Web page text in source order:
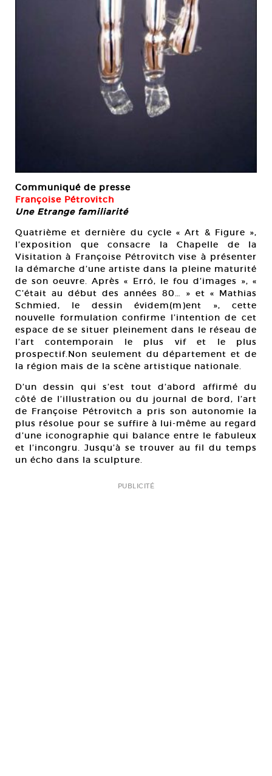
Communiqué de presse
Françoise Pétrovitch
Une Etrange familiarité
Quatrième et dernière du cycle « Art & Figure »,
l’exposition que consacre la Chapelle de la
Visitation à Françoise Pétrovitch vise à présenter
la démarche d’une artiste dans la pleine maturité
de son oeuvre. Après « Erró, le fou d’images », «
C’était au début des années 80… » et « Mathias
Schmied, le dessin évidem(m)ent », cette
nouvelle formulation confirme l’intention de cet
espace de se situer pleinement dans le réseau de
l’art contemporain le plus vif et le plus
prospectif.Non seulement du département et de
la région mais de la scène artistique nationale.
D’un dessin qui s’est tout d’abord affirmé du
côté de l’illustration ou du journal de bord, l’art
de Françoise Pétrovitch a pris son autonomie la
plus résolue pour se suffire à lui-même au regard
d’une iconographie qui balance entre le fabuleux
et l’incongru. Jusqu’à se trouver au fil du temps
un écho dans la sculpture.
PUBLICITÉ